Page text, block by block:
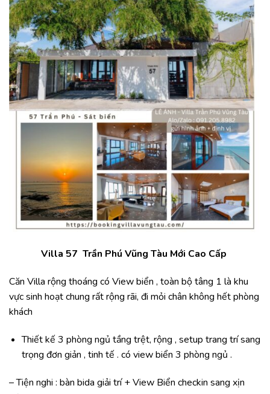
Villa 57 Trần Phú Vũng Tàu Mới Cao Cấp
Căn Villa rộng thoáng có View biển , toàn bộ tâng 1 là khu
vực sinh hoạt chung rất rộng rãi, đi mỏi chân không hết phòng
khách
Thiết kế 3 phòng ngủ tầng trệt, rộng , setup trang trí sang
trọng đơn giản , tinh tế . có view biển 3 phòng ngủ .
– Tiện nghi : bàn bida giải trí + View Biển checkin sang xịn